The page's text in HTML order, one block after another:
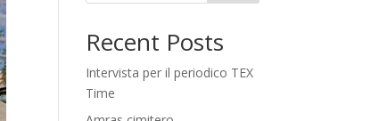
Recent Posts
Intervista per il periodico TEX
Time